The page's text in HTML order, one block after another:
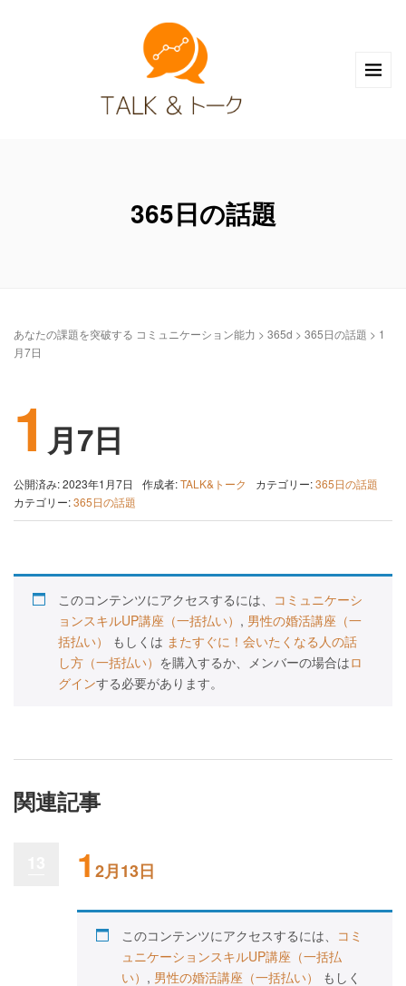
365日の話題
あなたの課題を突破する コミュニケーション能力 > 365d > 365日の話題 > 1
月7日
1 月7日
公開済み: 2023年1月7日 作成者:TALK&トーク カテゴリー:365日の話題
カテゴリー:365日の話題
このコンテンツにアクセスするには、 コミュニケーシ
ョンスキルUP講座（一括払い） , 男性の婚活講座（一
括払い）
もしくは またすぐに！会いたくなる人の話
し方（一括払い） を購入するか、メンバーの場合はロ
グインする必要があります。
関連記事
1 2月13日
このコンテンツにアクセスするには、 コミ
ュニケーションスキルUP講座（一括払
い） , 男性の婚活講座（一括払い）
もしく